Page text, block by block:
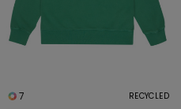
7 RECYCLED